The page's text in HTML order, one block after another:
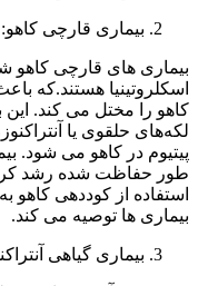
بیماری قارچی کاهو:
بیماری های قارچی
اسکلروتینیا هستند.که
کاهو را مختل می کند.
لکه‌های حلقوی یا
پیتیوم در کاهو می شود.
استفاده از کوددهی
بیماری ها توصیه می کند.
بیماری گیاهی